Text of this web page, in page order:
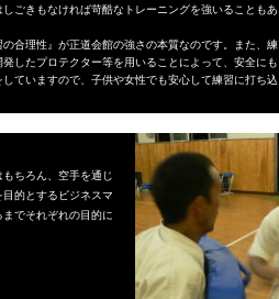
ごきもなければ苛酷なトレーニングを強いることもあ
の合理性』が正道会館の強さの本質なのです。また、練
したプロテクター等を用いることによって、安全にも
ていますので、子供や女性でも安心して練習に打ち込
ちろん、空手を通じ
的とするビジネスマ
でそれぞれの目的に